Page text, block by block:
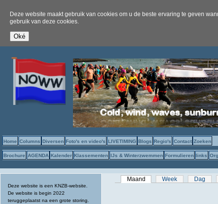
Deze website maakt gebruik van cookies om u de beste ervaring te geven
gebruik van deze cookies.
Home Columns Diversen Foto's en video's LIVETIMING Blogs Regio's Contact Zoeken
Brochure AGENDA Kalender Klassementen IJs & Winterzwemmen Formulieren links
Deze website is een KNZB-website.
De website is begin 2022
teruggeplaatst na een grote storing.
Primaire tabs
Maand (actieve tabblad)
Week Dag